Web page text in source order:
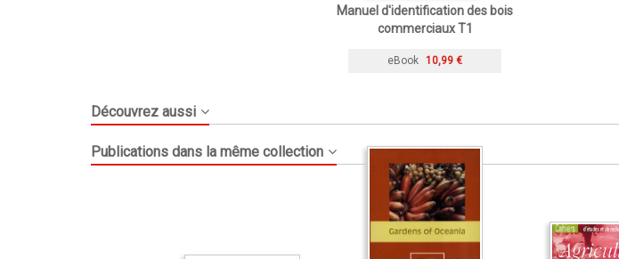
Manuel d'identification des bois
commerciaux T1
eBook 10,99 €
Découvrez aussi
Publications dans la même collection